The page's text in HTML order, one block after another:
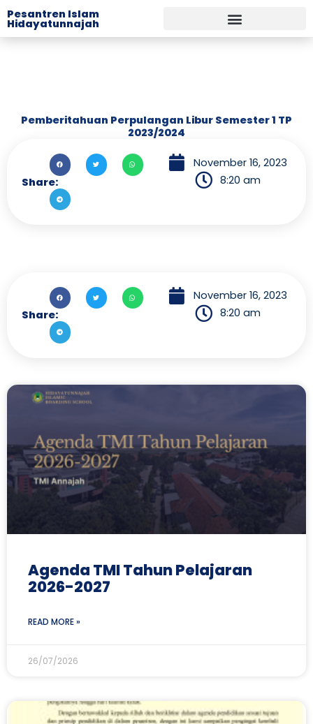
Lewati
ke
konten
Pesantren Islam
Hidayatunnajah
Pemberitahuan Perpulangan Libur Semester 1 TP
2023/2024
Share:
November 16, 2023
8:20 am
Share:
November 16, 2023
8:20 am
Agenda TMI Tahun Pelajaran
2026-2027
READ MORE »
26/07/2026